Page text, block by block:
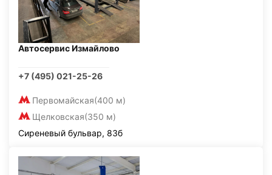
Автосервис Измайлово
+7 (495) 021-25-26
Первомайская(400 м)
Щелковская(350 м)
Сиреневый бульвар, 83б